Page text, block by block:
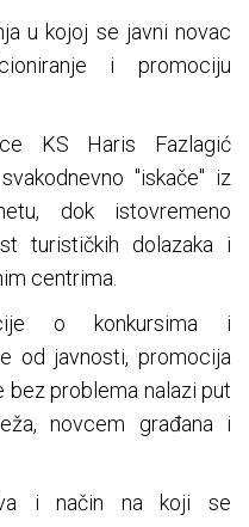
u kojoj se javni novac
i promociju
KS Haris Fazlagić
"iskače" iz
dok istovremeno
turističkih dolazaka i
centrima.
o konkursima i
od javnosti, promocija
problema nalazi put
novcem građana i
i način na koji se